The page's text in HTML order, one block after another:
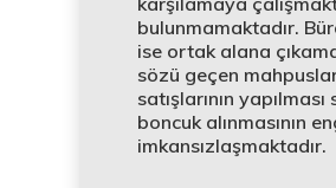
bulunmamaktadır.
ise ortak alana
sözü geçen
satışlarının
boncuk alınmasının
imkansızlaşmaktadır.